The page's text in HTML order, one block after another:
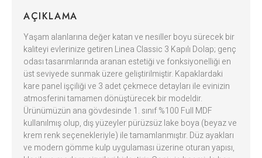
AÇIKLAMA
Yaşam alanlarına değer katan ve nesiller boyu sürecek bir
kaliteyi evlerinize getiren Linea Classic 3 Kapılı Dolap; genç
odası tasarımlarında aranan estetiği ve fonksiyonelliği en
üst seviyede sunmak üzere geliştirilmiştir. Kapaklardaki
kare panel işçiliği ve 3 adet çekmece detayları ile evinizin
atmosferini tamamen dönüştürecek bir modeldir.
Ürünümüzün ana gövdesinde 1. sınıf %100 Full MDF
kullanılmış olup, dış yüzeyler pürüzsüz lake boya (beyaz ve
krem renk seçenekleriyle) ile tamamlanmıştır. Düz ayakları
ve modern gömme kulp uygulaması üzerine oturan yapısı,